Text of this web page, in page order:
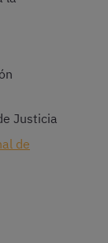
Justicia
de